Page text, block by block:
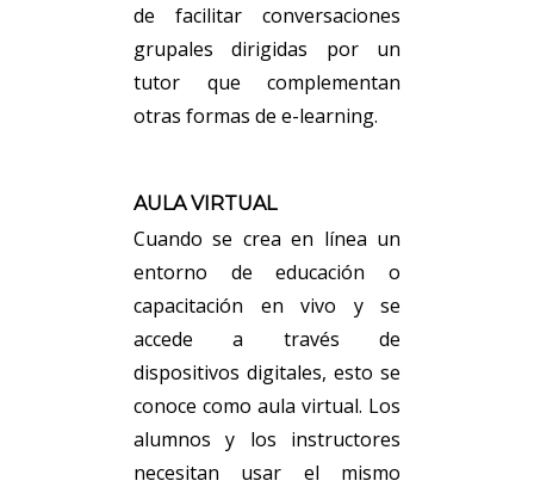
de facilitar conversaciones
grupales dirigidas por un
tutor que complementan
otras formas de e-learning.
AULA VIRTUAL
Cuando se crea en línea un
entorno de educación o
capacitación en vivo y se
accede a través de
dispositivos digitales, esto se
conoce como aula virtual. Los
alumnos y los instructores
necesitan usar el mismo